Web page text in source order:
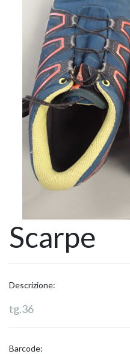
Scarpe
Descrizione:
tg.36
Barcode: